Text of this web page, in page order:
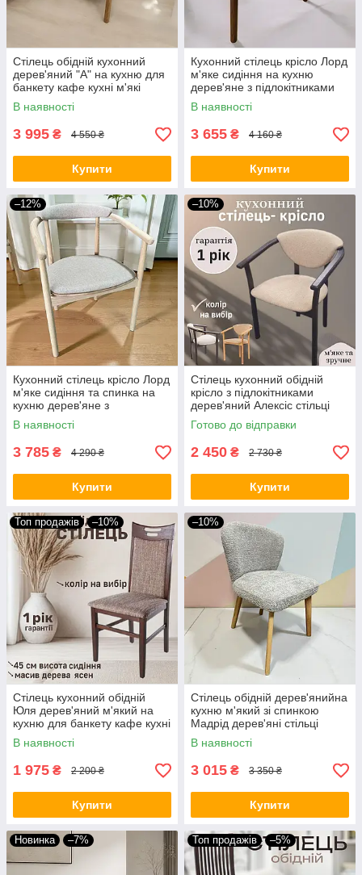
Стілець обідній кухонний
дерев'яний "А" на кухню для
банкету кафе кухні м'які
стільці для кухні різні кольори
В наявності
3 995 ₴ 4 550 ₴
Купити
Кухонний стілець крісло Лорд
м'яке сидіння на кухню
дерев'яне з підлокітниками
для кухні готелю і ресторану
в кафе
В наявності
3 655 ₴ 4 160 ₴
Купити
–12%
Кухонний стілець крісло Лорд
м'яке сидіння та спинка на
кухню дерев'яне з
підлокітниками для кухні
готелю і ресторану в кафе
В наявності
3 785 ₴ 4 290 ₴
Купити
–10%
Стілець кухонний обідній
крісло з підлокітниками
дерев'яний Алексіс стільці
для будинку бару кафе
ресторана
Готово до відправки
2 450 ₴ 2 730 ₴
Купити
Топ продажів –10%
Стілець кухонний обідній
Юля дерев'яний м'який на
кухню для банкету кафе кухні
стільці кухонні обідні з дерева
різні кольори
В наявності
1 975 ₴ 2 200 ₴
Купити
–10%
Стілець обідній дерев'янийна
кухню м'який зі спинкою
Мадрід дерев'яні стільці
кухонні обідні з дерева для
кухні вітальні дому
В наявності
3 015 ₴ 3 350 ₴
Купити
Новинка –7% Топ продажів –5%